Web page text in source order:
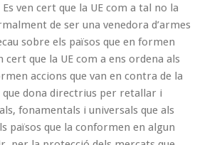
ven cert que la UE com a tal no la
de ser una venedora d’armes
sobre els països que en formen
cert que la UE com a ens ordena als
accions que van en contra de la
que dona directrius per retallar i
fonamentals i universals que als
països que la conformen en algun